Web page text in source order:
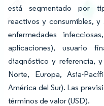
está segmentado por
reactivos y consumibles, y
enfermedades
aplicaciones), usuario
diagnóstico y referencia,
Norte, Europa, Asia-
América del Sur). Las
términos de valor (USD).